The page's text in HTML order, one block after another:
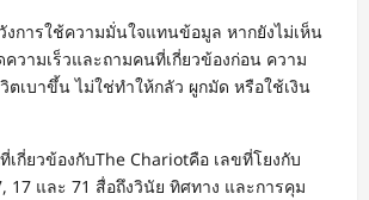
งการใช้ความมั่นใจแทนข้อมูล หากยังไม่เห็น
วามเร็วและถามคนที่เกี่ยวข้องก่อน ความ
ตเบาขึ้น ไม่ใช่ทำให้กลัว ผูกมัด หรือใช้เงิน
กี่ยวข้องกับThe Chariotคือ เลขที่โยงกับ
17 และ 71 สื่อถึงวินัย ทิศทาง และการคุม